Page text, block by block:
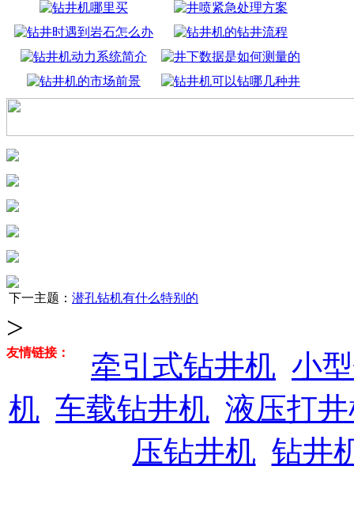
下一主题： 潜孔钻机有什么特别的
>
友情链接： 牵引式钻井机 小
机 车载钻井机 液压打
压钻井机 钻井